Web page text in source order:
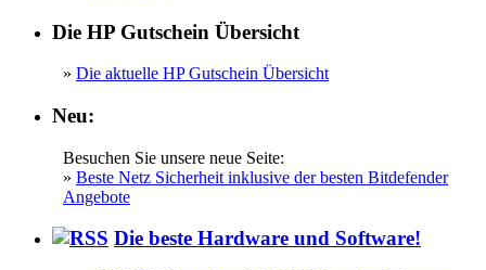
Die HP Gutschein Übersicht
» Die aktuelle HP Gutschein Übersicht
Neu:
Besuchen Sie unsere neue Seite:
» Beste Netz Sicherheit inklusive der besten Bitdefender
Angebote
Die beste Hardware und Software!